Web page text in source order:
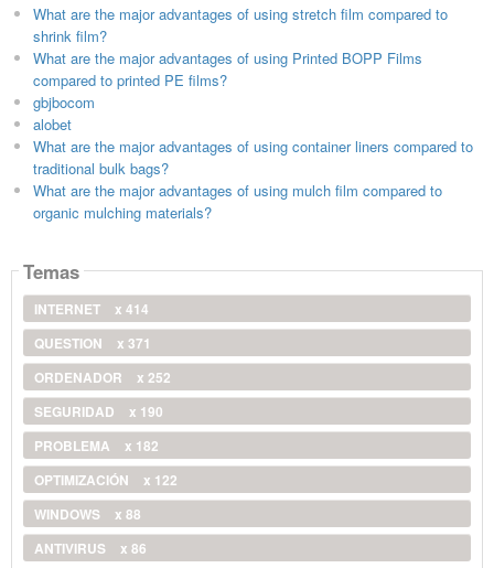
What are the major advantages of using stretch film compared to
shrink film?
What are the major advantages of using Printed BOPP Films
compared to printed PE films?
gbjbocom
alobet
What are the major advantages of using container liners compared to
traditional bulk bags?
What are the major advantages of using mulch film compared to
organic mulching materials?
Temas
INTERNET
x 414
QUESTION
x 371
ORDENADOR
x 252
SEGURIDAD
x 190
PROBLEMA
x 182
OPTIMIZACIÓN
x 122
WINDOWS
x 88
ANTIVIRUS
x 86